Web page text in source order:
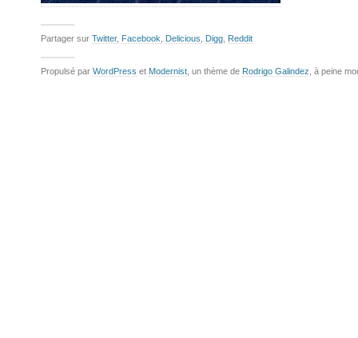
Partager sur Twitter, Facebook Delicious Digg Reddit
Propulsé par WordPress et Modernist , un thème de Rodrigo Galindez , à peine